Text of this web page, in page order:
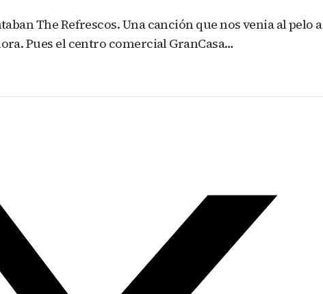
The Refrescos. Una canción que nos venia al pelo a
Pues el centro comercial GranCasa…